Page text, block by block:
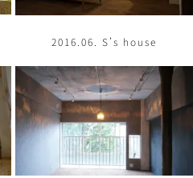
2016.06. S’s house